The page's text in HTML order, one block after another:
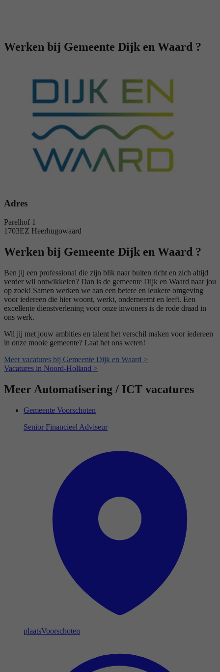
Werken bij Gemeente Dijk en Waard ?
Adres
Parelhof 1
1703EZ Heerhugowaard
Werken bij Gemeente Dijk en Waard ?
Ben jij een professional die zijn blik naar buiten richt en zich altijd
verder wil ontwikkelen? Dan is de gemeente Dijk en Waard naar jou
op zoek! Samen werken we aan een betere en leukere omgeving
voor iedereen die hier woont, werkt, onderneemt en leeft. Een
excellente dienstverlening voor onze inwoners is de rode draad in
ons werk.
Wil jij met jouw ambities en talent het verschil maken voor iedereen
in onze mooie gemeente? Laat het ons weten!
Meer vacatures bij Gemeente Dijk en Waard >
Vacatures in Noord-Holland >
Meer Automatisering / ICT vacatures
Gemeente Voorschoten
Senior Financieel Adviseur
plaatsVoorschoten